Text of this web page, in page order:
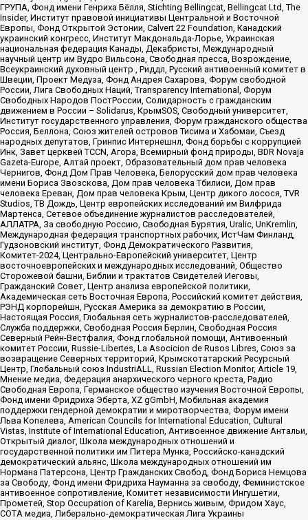
ГРУПА, Фонд имени Генриха Бёлля, Stichting Bellingcat, Bellingcat Ltd, The
Insider, Институт правовой инициативы Центральной и Восточной
Европы, Фонд Открытой Эстонии, Calvert 22 Foundation, Канадский
украинский конгресс, Институт Макдональда-Лорье, Украинская
национальная федерация Канады, Декабристы, Международный
научный центр им Вудро Вильсона, Свободная пресса, Возрождение,
Всеукраинский духовный центр , Риддл, Русский антивоенный комитет в
Швеции, Проект Медуза, Фонд Андрея Сахарова, Форум свободной
России, Лига Свободных Наций, Transparеncy International, Форум
Свободных Народов ПостРоссии, Солидарность с гражданским
движением в России – Solidarus, КрымSOS, Свободный университет,
Институт государственного управления, Форум гражданского общества
Россия, Беллона, Союз жителей островов Тисима и Хабомаи, Съезд
народных депутатов, Гринпис Интернешнл, Фонд борьбы с коррупцией
Инк, Завет церквей TCCN, Агора, Всемирный фонд природы, BDR Novaja
Gazeta-Europe, Алтай проект, Образовательный дом прав человека
Чернигов, Фонд Дом Прав Человека, Белорусский дом прав человека
имени Бориса Звозскова, Дом прав человека Тбилиси, Дом прав
человека Ереван, Дом прав человека Крым, Центр дикого лосося, TVR
Studios, ТВ Дождь, Центр европейских исследований им Вилфрида
Мартенса, Сетевое объединение журналистов расследователей,
АЛЛАТРА, За свободную Россию, Свободная Бурятия, Uralic, UnKremlin,
Международная федерация транспортных рабочих, ИстЧам Финланд,
Гудзоновский институт, Фонд Демократического Развития,
Комитет-2024, Центрально-Европейский университет, Центр
восточноевропейских и международных исследований, Общество
Сторожевой башни, Библии и трактатов Свидетелей Иеговы,
Гражданский Совет, Центр анализа европейской политики,
Академическая сеть Восточная Европа, Российский комитет действия,
РЭНД корпорейшн, Русская Америка за демократию в России,
Настоящая Россия, Глобальная сеть журналистов-расследователей,
Служба поддержки, Свободная Россия Берлин, Свободная Россия
Северный Рейн-Вестфалия, Фонд глобальной помощи, Антивоенный
комитет России, Russie-Libertes, La Asocicion de Rusos Libres, Союз за
возвращение Северных территорий, Крымскотатарский Ресурсный
Центр, Глобальный союз IndustriALL, Russian Election Monitor, Article 19,
Мнение медиа, Федерация анархического черного креста, Радио
Свободная Европа, Германское общество изучения Восточной Европы,
Фонд имени Фридриха Эберта, XZ gGmbH, Мобильная академия
поддержки гендерной демократии и миротворчества, Форум имени
Льва Копелева, American Councils for International Education, Cultural
Vistas, Institute of International Education, Антивоенное движение Антальи,
Открытый диалог, Школа международных отношений и
государственной политики им Питера Мунка, Российско-канадский
демократический альянс, Школа международных отношений им
Нормана Патерсона, Центр Гражданских Свобод, Фонд Бориса Немцова
за Свободу, Фонд имени Фридриха Науманна за свободу, Феминистское
антивоенное сопротивление, Комитет независимости Ингушетии,
Прометей, Stop Occupation of Karelia, Вернись живым, Фридом Хаус,
СОТА медиа, Либерально-демократическая Лига Украины